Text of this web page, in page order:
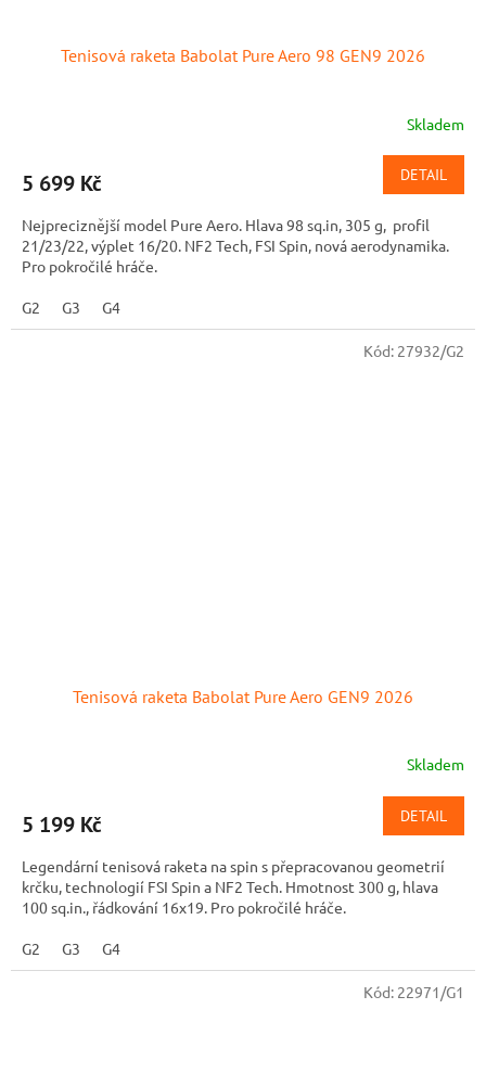
Tenisová raketa Babolat Pure Aero 98 GEN9 2026
Skladem
5 699 Kč DETAIL
Nejpreciznější model Pure Aero. Hlava 98 sq.in, 305 g, profil
21/23/22, výplet 16/20. NF2 Tech, FSI Spin, nová aerodynamika.
Pro pokročilé hráče.
G2 G3 G4
Tenisová raketa Babolat Pure Aero GEN9 2026
Skladem
5 199 Kč DETAIL
Legendární tenisová raketa na spin s přepracovanou geometrií
krčku, technologií FSI Spin a NF2 Tech. Hmotnost 300 g, hlava
100 sq.in., řádkování 16x19. Pro pokročilé hráče.
G2 G3 G4
Kód: 27932/G2
Kód: 22971/G1